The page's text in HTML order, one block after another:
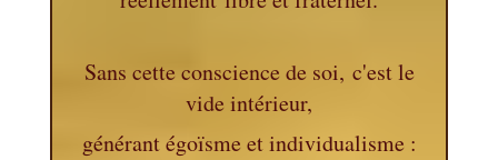
Sans cette conscience de soi, c'est le
vide intérieur,
générant égoïsme et individualisme :